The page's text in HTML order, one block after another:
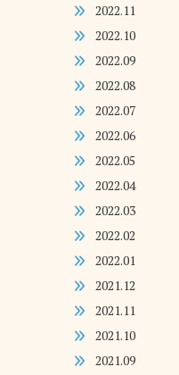
2022.11
2022.10
2022.09
2022.08
2022.07
2022.06
2022.05
2022.04
2022.03
2022.02
2022.01
2021.12
2021.11
2021.10
2021.09